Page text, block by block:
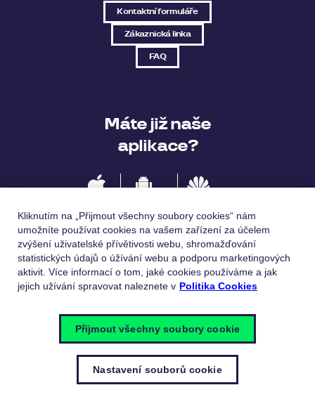
Kontaktní formuláře
Zákaznická linka
FAQ
Máte již naše
aplikace?
Jazykové verze
English
Kliknutím na „Přijmout všechny soubory cookies“ nám
umožníte používat cookies na vašem zařízení za účelem
zvýšení uživatelské přívětivosti webu, shromažďování
statistických údajů o úžívání webu a podporu marketingových
aktivit. Více informací o tom, jaké cookies používáme a jak
jejich užívání spravovat naleznete v Politika Cookies
Nastavení souborů cookie
Přijmout všechny soubory cookie